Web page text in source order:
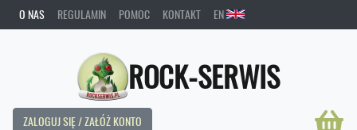
O NAS REGULAMIN POMOC KONTAKT EN
ROCK-SERWIS
ZALOGUJ SIĘ / ZAŁÓŻ KONTO